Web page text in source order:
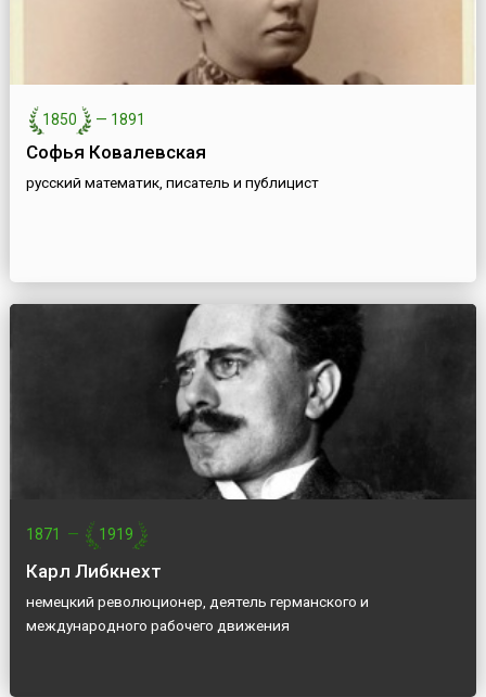
1850 — 1891
Софья Ковалевская
русский математик, писатель и публицист
1871 — 1919
Карл Либкнехт
немецкий революционер, деятель германского и
международного рабочего движения